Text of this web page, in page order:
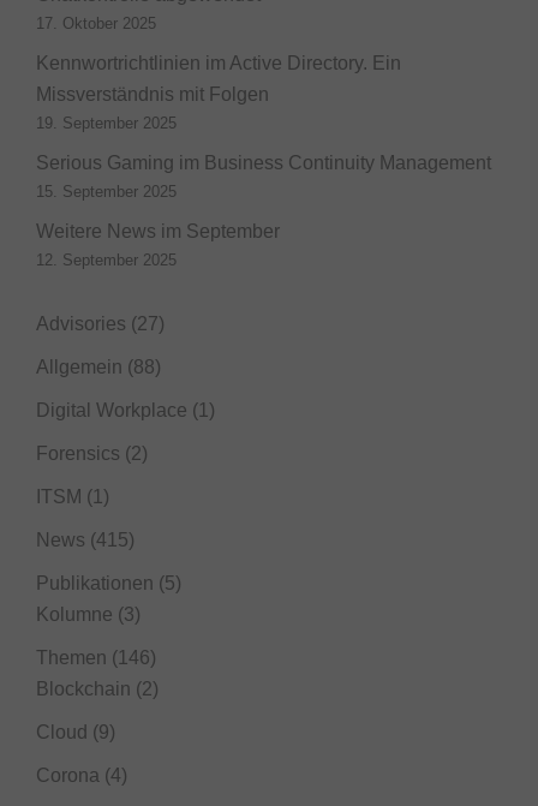
17. Oktober 2025
Kennwortrichtlinien im Active Directory. Ein
Missverständnis mit Folgen
19. September 2025
Serious Gaming im Business Continuity Management
15. September 2025
Weitere News im September
12. September 2025
Advisories (27)
Allgemein (88)
Digital Workplace (1)
Forensics (2)
ITSM (1)
News (415)
Publikationen (5)
Kolumne (3)
Themen (146)
Blockchain (2)
Cloud (9)
Corona (4)